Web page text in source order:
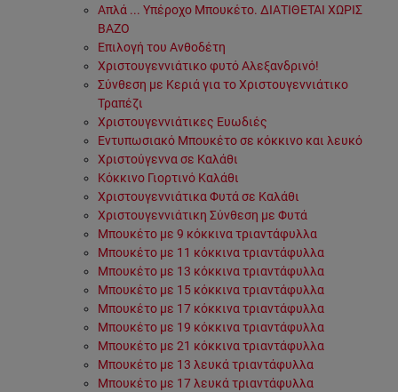
Απλά ... Υπέροχο Μπουκέτο. ΔΙΑΤΙΘΕΤΑΙ ΧΩΡΙΣ
ΒΑΖΟ
Επιλογή του Ανθοδέτη
Χριστουγεννιάτικο φυτό Αλεξανδρινό!
Σύνθεση με Κεριά για το Χριστουγεννιάτικο
Τραπέζι
Χριστουγεννιάτικες Ευωδιές
Εντυπωσιακό Μπουκέτο σε κόκκινο και λευκό
Χριστούγεννα σε Καλάθι
Κόκκινο Γιορτινό Καλάθι
Χριστουγεννιάτικα Φυτά σε Καλάθι
Χριστουγεννιάτικη Σύνθεση με Φυτά
Μπουκέτο με 9 κόκκινα τριαντάφυλλα
Μπουκέτο με 11 κόκκινα τριαντάφυλλα
Μπουκέτο με 13 κόκκινα τριαντάφυλλα
Μπουκέτο με 15 κόκκινα τριαντάφυλλα
Μπουκέτο με 17 κόκκινα τριαντάφυλλα
Μπουκέτο με 19 κόκκινα τριαντάφυλλα
Μπουκέτο με 21 κόκκινα τριαντάφυλλα
Μπουκέτο με 13 λευκά τριαντάφυλλα
Μπουκέτο με 17 λευκά τριαντάφυλλα